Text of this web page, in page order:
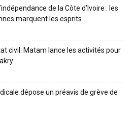
de la Côte d’Ivoire : les
marquent les esprits
civil: Matam lance les activités pour
dépose un préavis de grève de